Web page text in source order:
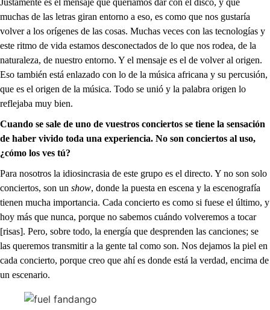
muchas de las letras giran entorno a eso, es como que nos gustaría
volver a los orígenes de las cosas. Muchas veces con las tecnologías y
este ritmo de vida estamos desconectados de lo que nos rodea, de la
naturaleza, de nuestro entorno. Y el mensaje es el de volver al origen.
Eso también está enlazado con lo de la música africana y su percusión,
que es el origen de la música. Todo se unió y la palabra origen lo
reflejaba muy bien.
Cuando se sale de uno de vuestros conciertos se tiene la sensación
de haber vivido toda una experiencia. No son conciertos al uso,
¿cómo los ves tú?
Para nosotros la idiosincrasia de este grupo es el directo. Y no son solo
conciertos, son un show, donde la puesta en escena y la escenografía
tienen mucha importancia. Cada concierto es como si fuese el último, y
hoy más que nunca, porque no sabemos cuándo volveremos a tocar
[risas]. Pero, sobre todo, la energía que desprenden las canciones; se
las queremos transmitir a la gente tal como son. Nos dejamos la piel en
cada concierto, porque creo que ahí es donde está la verdad, encima de
un escenario.